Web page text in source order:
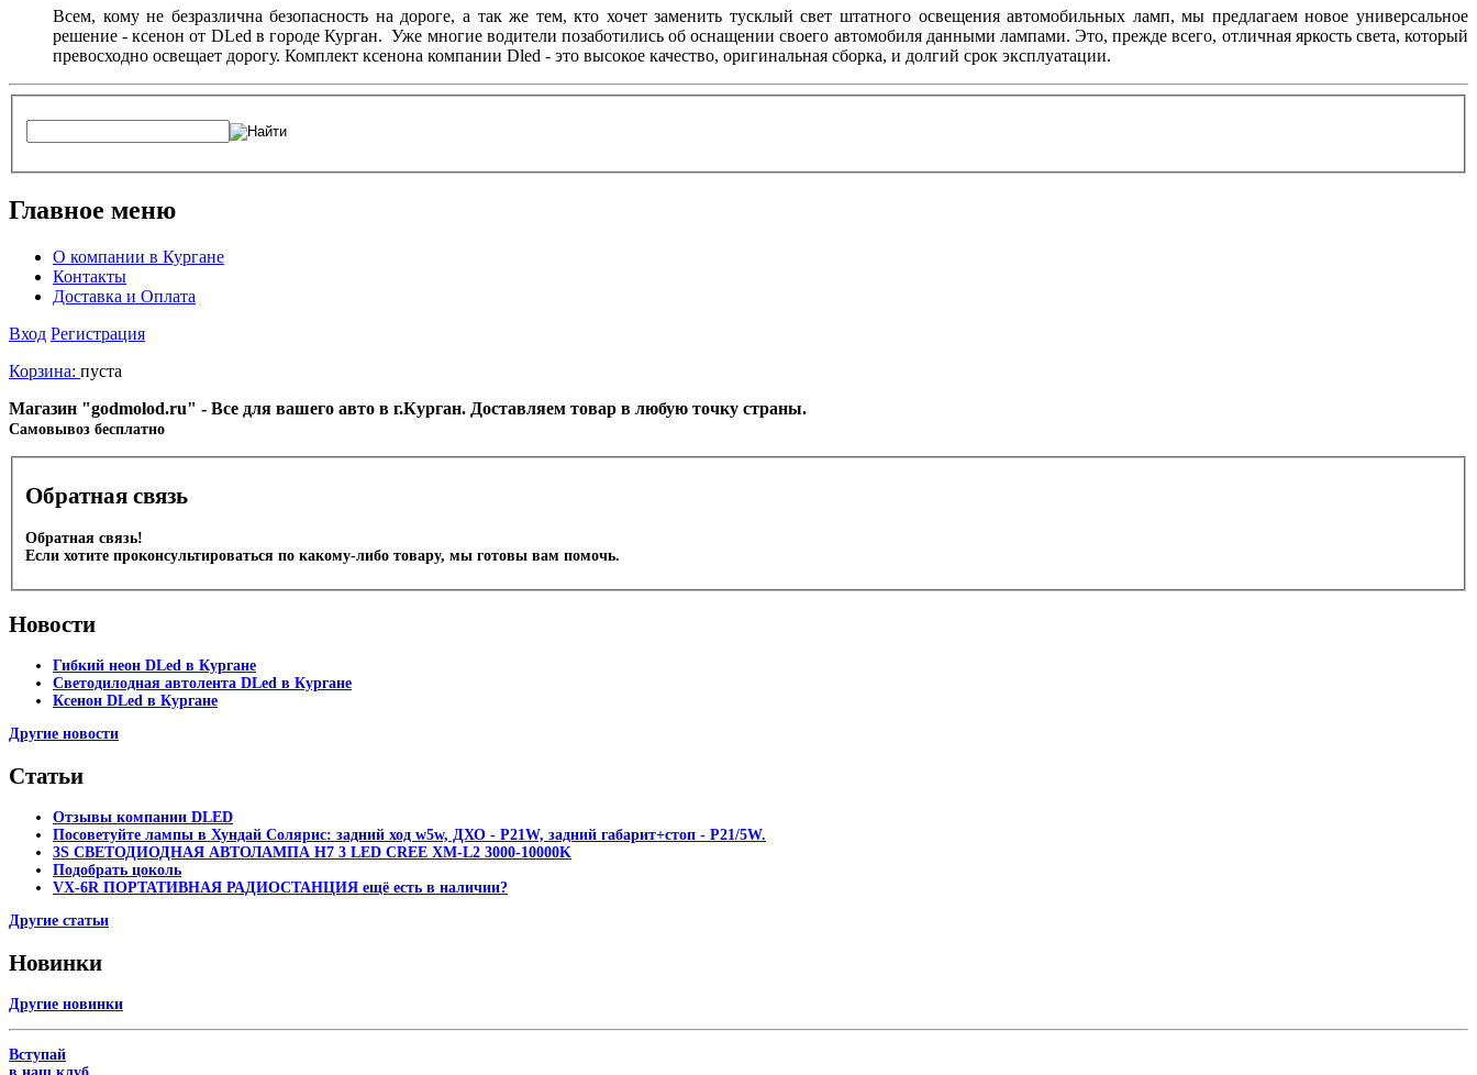
Всем, кому не безразлична безопасность на дороге, а так же тем, кто хочет заменить тусклый свет штатного освещения автомобильных ламп, мы предлагаем новое универсальное
решение - ксенон от DLed в городе Курган. Уже многие водители позаботились об оснащении своего автомобиля данными лампами. Это, прежде всего, отличная яркость света, который
превосходно освещает дорогу. Комплект ксенона компании Dled - это высокое качество, оригинальная сборка, и долгий срок эксплуатации.
Главное меню
О компании в Кургане
Контакты
Доставка и Оплата
Вход Регистрация
Корзина: пуста
Магазин "godmolod.ru" - Все для вашего авто в г.Курган. Доставляем товар в любую точку страны.
Cамовывоз бесплатно
Обратная связь
Обратная связь!
Если хотите проконсультироваться по какому-либо товару, мы готовы вам помочь.
Новости
Гибкий неон DLed в Кургане
Светодилодная автолента DLed в Кургане
Ксенон DLed в Кургане
Другие новости
Статьи
Отзывы компании DLED
Посоветуйте лампы в Хундай Солярис: задний ход w5w, ДХО - P21W, задний габарит+стоп - P21/5W.
3S СВЕТОДИОДНАЯ АВТОЛАМПА H7 3 LED CREE XM-L2 3000-10000K
Подобрать цоколь
VX-6R ПОРТАТИВНАЯ РАДИОСТАНЦИЯ ещё есть в наличии?
Другие статьи
Новинки
Другие новинки
Вступай